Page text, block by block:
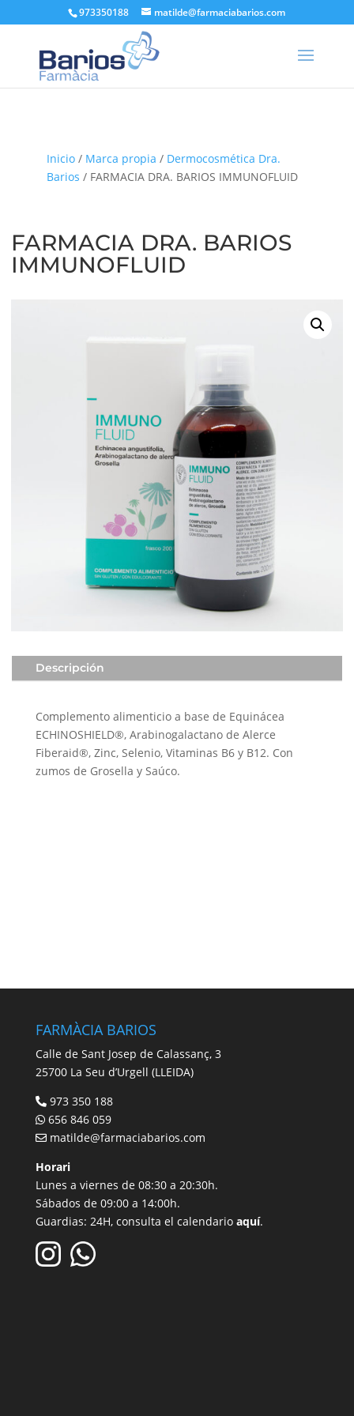
973350188 matilde@farmaciabarios.com
Inicio/ Marca propia / Dermocosmética Dra.
Barios / FARMACIA DRA. BARIOS IMMUNOFLUID
FARMACIA DRA. BARIOS
IMMUNOFLUID
Descripción
Complemento alimenticio a base de Equinácea
ECHINOSHIELD®, Arabinogalactano de Alerce
Fiberaid®, Zinc, Selenio, Vitaminas B6 y B12. Con
zumos de Grosella y Saúco.
FARMÀCIA BARIOS
Calle de Sant Josep de Calassanç, 3
25700 La Seu d’Urgell (LLEIDA)
973 350 188
656 846 059
matilde@farmaciabarios.com
Horari
Lunes a viernes de 08:30 a 20:30h.
Sábados de 09:00 a 14:00h.
Guardias: 24H, consulta el calendario aquí.